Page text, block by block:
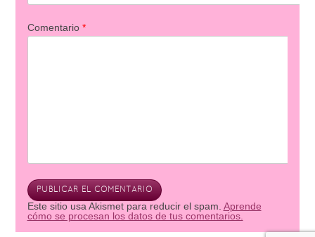
Comentario *
Este sitio usa Akismet para reducir el spam. Aprende
cómo se procesan los datos de tus comentarios.